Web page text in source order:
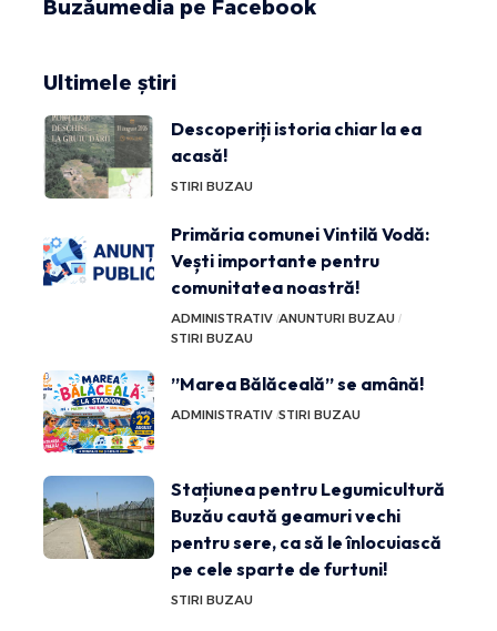
Buzăumedia pe Facebook
Ultimele știri
Descoperiți istoria chiar la ea
acasă!
STIRI BUZAU
Primăria comunei Vintilă Vodă:
Vești importante pentru
comunitatea noastră!
ADMINISTRATIV ANUNTURI BUZAU
STIRI BUZAU
”Marea Bălăceală” se amână!
ADMINISTRATIV STIRI BUZAU
Stațiunea pentru Legumicultură
Buzău caută geamuri vechi
pentru sere, ca să le înlocuiască
pe cele sparte de furtuni!
STIRI BUZAU